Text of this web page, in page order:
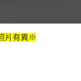
片有異※